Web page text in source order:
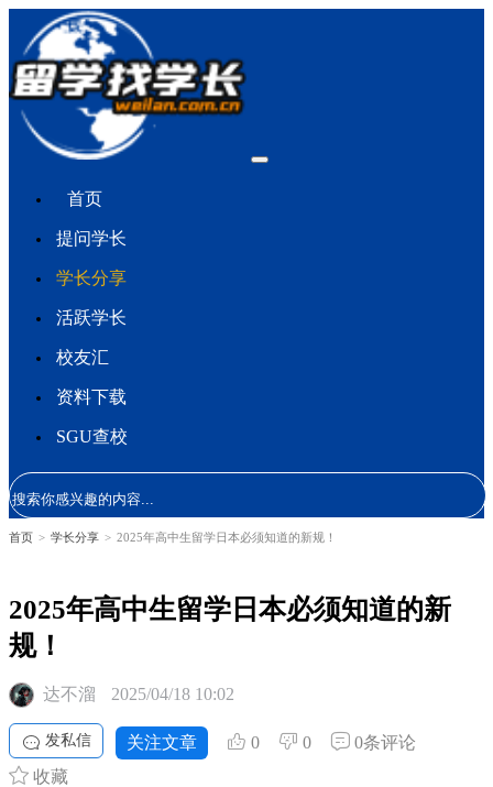
首页
提问学长
学长分享
活跃学长
校友汇
资料下载
SGU查校
首页 > 学长分享 > 2025年高中生留学日本必须知道的新规！
2025年高中生留学日本必须知道的新
规！
达不溜 2025/04/18 10:02
发私信 关注文章 0 0
0条评论
收藏